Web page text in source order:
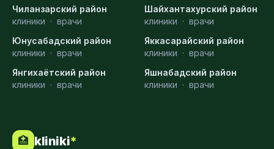
Чиланзарский район
клиники · врачи
Шайхантахурский район
клиники · врачи
Юнусабадский район
клиники · врачи
Яккасарайский район
клиники · врачи
Янгихаётский район
клиники · врачи
Яшнабадский район
клиники · врачи
🏥 kliniki*